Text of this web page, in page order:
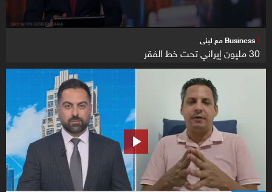
Business مع لبنى
30 مليون إيراني تحت خط الفقر